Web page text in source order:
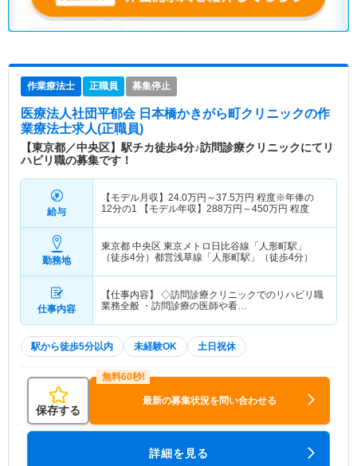
作業療法士 正職員 募集停止
医療法人社団平郁会 日本橋かきがら町クリニックの作
業療法士求人(正職員)
【東京都／中央区】駅チカ徒歩4分♪訪問診療クリニックにてリ
ハビリ職の募集です！
給与
【モデル月収】 24.0万円～37.5万円 程度※年俸の
12分の1 【モデル年収】 288万円～450万円 程度
勤務地
東京都 中央区 東京メトロ日比谷線「人形町駅」
（徒歩4分）都営浅草線「人形町駅」（徒歩4分）
仕事内容
【仕事内容】 ◇訪問診療クリニックでのリハビリ職
業務全般 ・訪問診療の医師や看…
駅から徒歩5分以内 未経験OK 土日祝休
保存する
最新の募集状況を問い合わせる
詳細を見る